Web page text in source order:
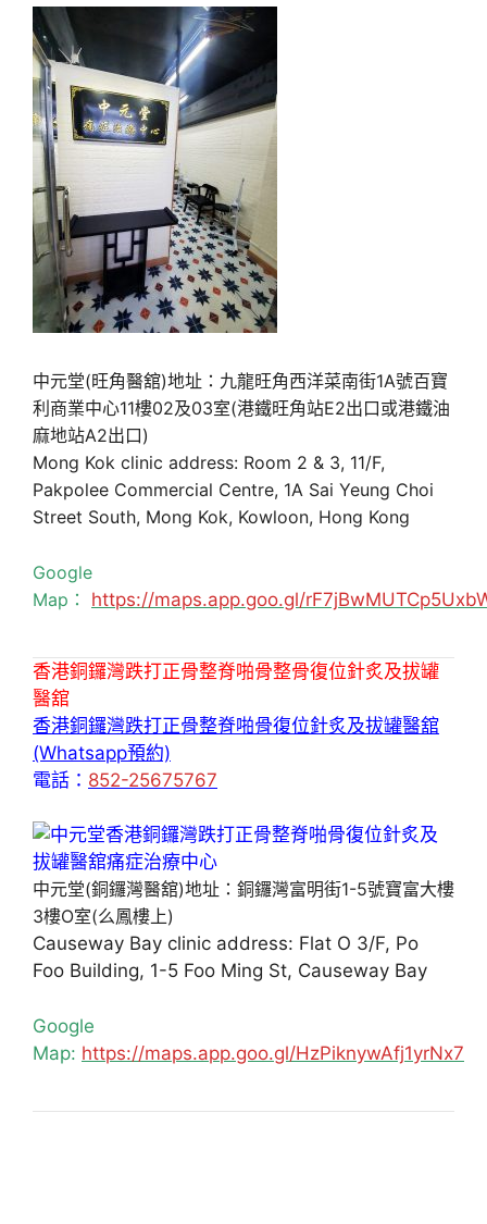
中元堂(旺角醫舘)地址：九龍旺角西洋菜南街1A號百寶
利商業中心11樓02及03室(港鐵旺角站E2出口或港鐵油
麻地站A2出口)
Mong Kok clinic address: Room 2 & 3, 11/F,
Pakpolee Commercial Centre, 1A Sai Yeung Choi
Street South, Mong Kok, Kowloon, Hong Kong
Google
Map： https://maps.app.goo.gl/
香港銅鑼灣跌打正骨整脊啪骨整骨復位針炙及拔罐
醫舘
香港銅鑼灣跌打正骨整脊啪骨復位針炙及拔罐醫舘
(Whatsapp預約)
電話： 852-25675767
中元堂(銅鑼灣醫舘)地址：銅鑼灣富明街1-5號寶富大樓
3樓O室(么鳳樓上)
Causeway Bay clinic address: Flat O 3/F, Po
Foo Building, 1-5 Foo Ming St, Causeway Bay
Google
Map: https://maps.app.goo.gl/HzPiknywAfj1yrNx7